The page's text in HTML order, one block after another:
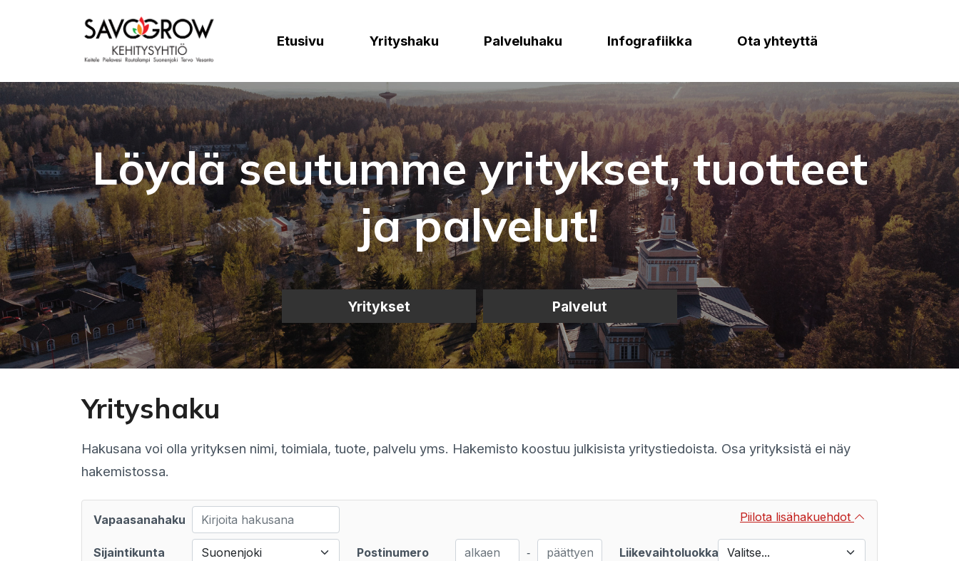
Etusivu Yrityshaku Palveluhaku Infografiikka Ota yhteyttä
Löydä seutumme yritykset, tuotteet
ja palvelut!
Yritykset Palvelut
Yrityshaku
Hakusana voi olla yrityksen nimi, toimiala, tuote, palvelu yms. Hakemisto koostuu julkisista yritystiedoista. Osa yrityksistä ei näy
hakemistossa.
Vapaasanahaku Piilota lisähakuehdot
Sijaintikunta Suonenjoki Postinumero ‐ Liikevaihtoluokka Valitse...